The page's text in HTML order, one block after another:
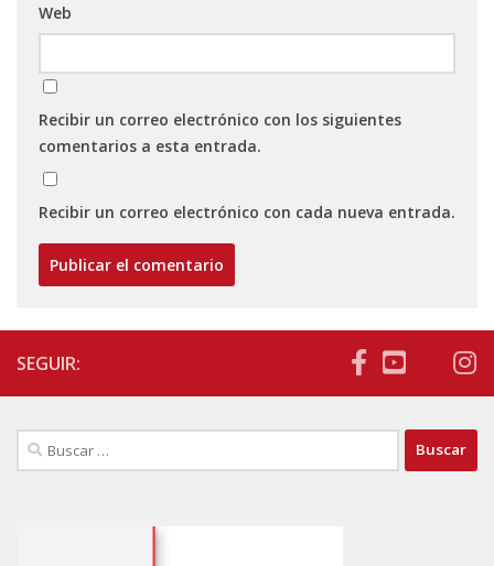
Web
Recibir un correo electrónico con los siguientes
comentarios a esta entrada.
Recibir un correo electrónico con cada nueva entrada.
SEGUIR:
Buscar: